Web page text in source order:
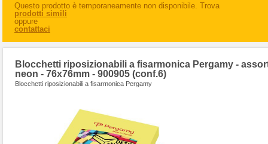
Questo prodotto è temporaneamente non disponibile. Trova
prodotti simili
oppure
contattaci
Blocchetti riposizionabili a fisarmonica Pergamy -
neon - 76x76mm - 900905 (conf.6)
Blocchetti riposizionabili a fisarmonica Pergamy